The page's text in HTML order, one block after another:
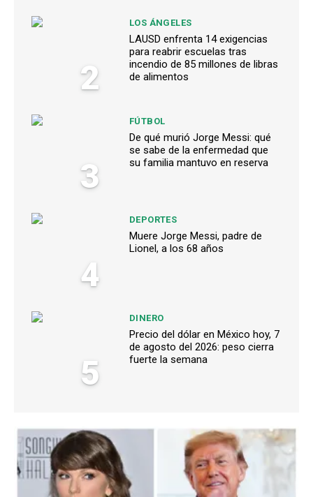
2
LOS ÁNGELES
LAUSD enfrenta 14 exigencias
para reabrir escuelas tras
incendio de 85 millones de libras
de alimentos
3
FÚTBOL
De qué murió Jorge Messi: qué
se sabe de la enfermedad que
su familia mantuvo en reserva
4
DEPORTES
Muere Jorge Messi, padre de
Lionel, a los 68 años
5
DINERO
Precio del dólar en México hoy, 7
de agosto del 2026: peso cierra
fuerte la semana